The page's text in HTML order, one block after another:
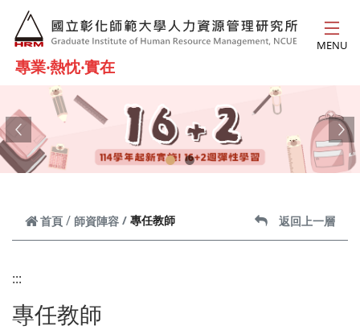
跳到主要內容
專業‧熱忱‧實在
MENU
Previous
首頁 師資陣容 專任教師 返回上一層
:::
專任教師